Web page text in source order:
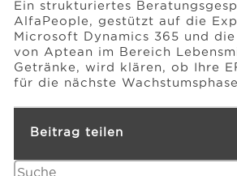
Ein strukturiertes
AlfaPeople, gestützt auf die
Microsoft Dynamics 365 und
von Aptean im Bereich
Getränke, wird klären, ob Ihre
für die nächste
Beitrag teilen
Suchen